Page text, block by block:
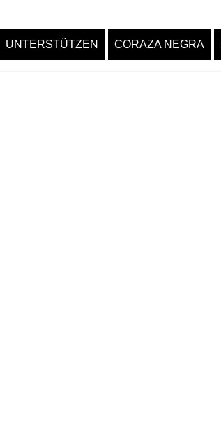
UNTERSTÜTZEN CORAZA NEGRA